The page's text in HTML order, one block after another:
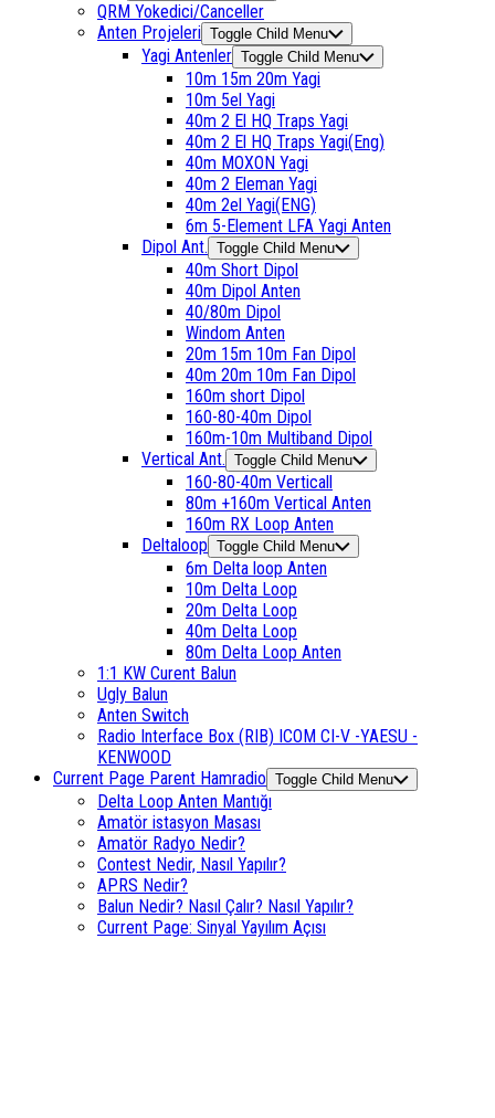
QRM Yokedici/Canceller
Anten Projeleri Toggle Child Menu
Yagi Antenler Toggle Child Menu
10m 15m 20m Yagi
10m 5el Yagi
40m 2 El HQ Traps Yagi
40m 2 El HQ Traps Yagi(Eng)
40m MOXON Yagi
40m 2 Eleman Yagi
40m 2el Yagi(ENG)
6m 5-Element LFA Yagi Anten
Dipol Ant. Toggle Child Menu
40m Short Dipol
40m Dipol Anten
40/80m Dipol
Windom Anten
20m 15m 10m Fan Dipol
40m 20m 10m Fan Dipol
160m short Dipol
160-80-40m Dipol
160m-10m Multiband Dipol
Vertical Ant. Toggle Child Menu
160-80-40m Verticall
80m +160m Vertical Anten
160m RX Loop Anten
Deltaloop Toggle Child Menu
6m Delta loop Anten
10m Delta Loop
20m Delta Loop
40m Delta Loop
80m Delta Loop Anten
1:1 KW Curent Balun
Ugly Balun
Anten Switch
Radio Interface Box (RIB) ICOM CI-V -YAESU -
KENWOOD
Current Page Parent Hamradio Toggle Child Menu
Delta Loop Anten Mantığı
Amatör istasyon Masası
Amatör Radyo Nedir?
Contest Nedir, Nasıl Yapılır?
APRS Nedir?
Balun Nedir? Nasıl Çalır? Nasıl Yapılır?
Current Page: Sinyal Yayılım Açısı